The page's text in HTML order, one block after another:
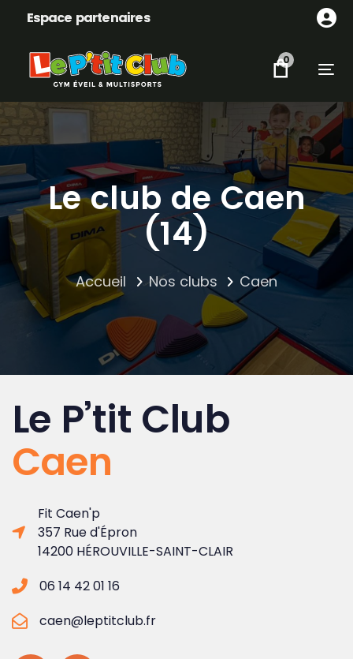
content
Espace partenaires
0
Le club de Caen
(14)
Accueil Nos clubs Caen
Le P’tit Club
Caen
Fit Caen'p
357 Rue d'Épron
14200 HÉROUVILLE-SAINT-CLAIR
06 14 42 01 16
caen@leptitclub.fr